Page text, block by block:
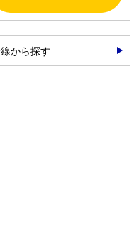
から探す